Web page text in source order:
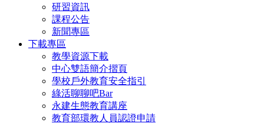
研習資訊
課程公告
新聞專區
下載專區
教學資源下載
中心雙語簡介摺頁
學校戶外教育安全指引
綠活聊聊吧Bar
永建生態教育講座
教育部環教人員認證申請